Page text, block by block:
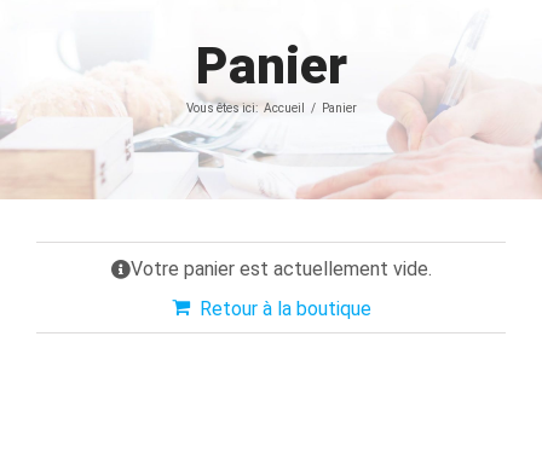
Panier
Vous êtes ici: Accueil Panier
Votre panier est actuellement vide.
Retour à la boutique